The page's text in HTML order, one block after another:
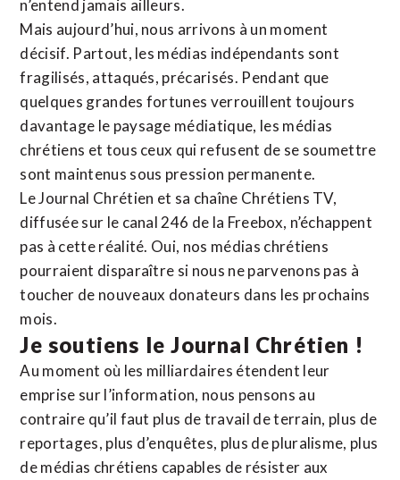
n’entend jamais ailleurs.
Mais aujourd’hui, nous arrivons à un moment
décisif. Partout, les médias indépendants sont
fragilisés, attaqués, précarisés. Pendant que
quelques grandes fortunes verrouillent toujours
davantage le paysage médiatique, les médias
chrétiens et tous ceux qui refusent de se soumettre
sont maintenus sous pression permanente.
Le Journal Chrétien et sa chaîne Chrétiens TV,
diffusée sur le canal 246 de la Freebox, n’échappent
pas à cette réalité. Oui, nos médias chrétiens
pourraient disparaître si nous ne parvenons pas à
toucher de nouveaux donateurs dans les prochains
mois.
Je soutiens le Journal Chrétien !
Au moment où les milliardaires étendent leur
emprise sur l’information, nous pensons au
contraire qu’il faut plus de travail de terrain, plus de
reportages, plus d’enquêtes, plus de pluralisme, plus
de médias chrétiens capables de résister aux